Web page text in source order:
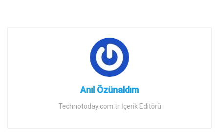
Anıl Özünaldım
Technotoday.com.tr İçerik Editörü